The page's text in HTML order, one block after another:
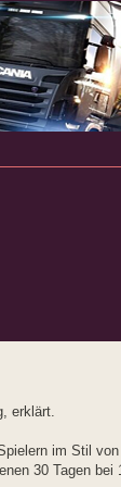
erklärt.
im Stil
30 Tagen bei